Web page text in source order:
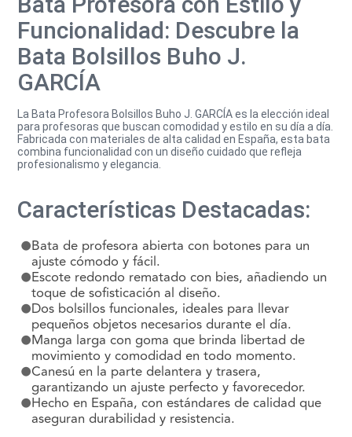
Funcionalidad: Descubre la
Bata Bolsillos Buho J.
GARCÍA
La Bata Profesora Bolsillos Buho J. GARCÍA es la elección ideal
para profesoras que buscan comodidad y estilo en su día a día.
Fabricada con materiales de alta calidad en España, esta bata
combina funcionalidad con un diseño cuidado que refleja
profesionalismo y elegancia.
Características Destacadas:
Bata de profesora abierta con botones para un
ajuste cómodo y fácil.
Escote redondo rematado con bies, añadiendo un
toque de sofisticación al diseño.
Dos bolsillos funcionales, ideales para llevar
pequeños objetos necesarios durante el día.
Manga larga con goma que brinda libertad de
movimiento y comodidad en todo momento.
Canesú en la parte delantera y trasera,
garantizando un ajuste perfecto y favorecedor.
Hecho en España, con estándares de calidad que
aseguran durabilidad y resistencia.